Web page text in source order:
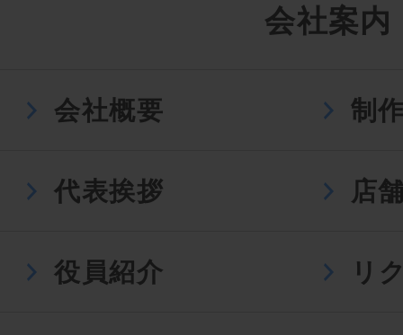
会社案内
会社概要 制
代表挨拶 店
役員紹介 リ